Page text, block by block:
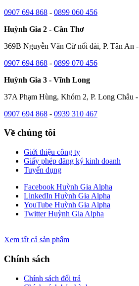
0907 694 868 - 0899 060 456
Huỳnh Gia 2 - Cần Thơ
369B Nguyễn Văn Cừ nối dài, P. Tân An -
0907 694 868 - 0899 070 456
Huỳnh Gia 3 - Vĩnh Long
37A Phạm Hùng, Khóm 2, P. Long Châu -
0907 694 868 - 0939 310 467
Về chúng tôi
Giới thiệu công ty
Giấy phép đăng ký kinh doanh
Tuyển dụng
Facebook Huỳnh Gia Alpha
LinkedIn Huỳnh Gia Alpha
YouTube Huỳnh Gia Alpha
Twitter Huỳnh Gia Alpha
Xem tất cả sản phẩm
Chính sách
Chính sách đổi trả